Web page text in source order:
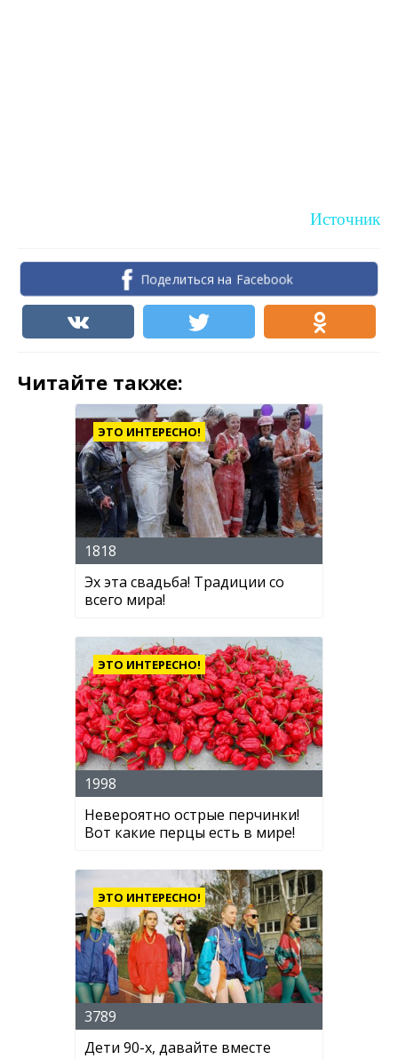
Источник
Поделиться на Facebook
Читайте также:
ЭТО ИНТЕРЕСНО!
1818
Эх эта свадьба! Традиции со
всего мира!
ЭТО ИНТЕРЕСНО!
1998
Невероятно острые перчинки!
Вот какие перцы есть в мире!
ЭТО ИНТЕРЕСНО!
3789
Дети 90-х, давайте вместе